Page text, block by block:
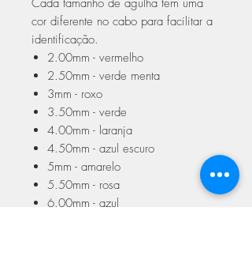
Cada tamanho de agulha tem uma
cor diferente no cabo para facilitar a
identificação.
2.00mm - vermelho
2.50mm - verde menta
3mm - roxo
3.50mm - verde
4.00mm - laranja
4.50mm - azul escuro
5mm - amarelo
5.50mm - rosa
6.00mm - azul